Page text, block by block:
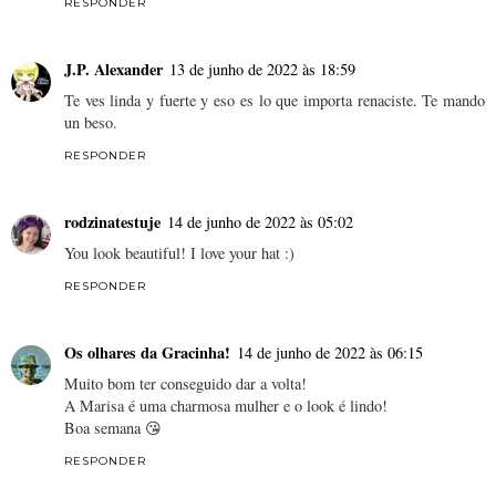
J.P. Alexander 13 de junho de 2022 às 18:59
Te ves linda y fuerte y eso es lo que importa renaciste. Te mando
un beso.
RESPONDER
rodzinatestuje 14 de junho de 2022 às 05:02
You look beautiful! I love your hat :)
RESPONDER
Os olhares da Gracinha! 14 de junho de 2022 às 06:15
Muito bom ter conseguido dar a volta!
A Marisa é uma charmosa mulher e o look é lindo!
Boa semana 😘
RESPONDER